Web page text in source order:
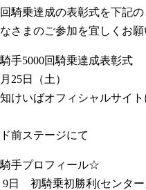
騎乗達成の表彰式を下記の
さまのご参加を宜しくお願
手5000回騎乗達成表彰式
25日（土）
けいばオフィシャルサイト
前ステージにて
手プロフィール☆
9日 初騎乗初勝利(センター